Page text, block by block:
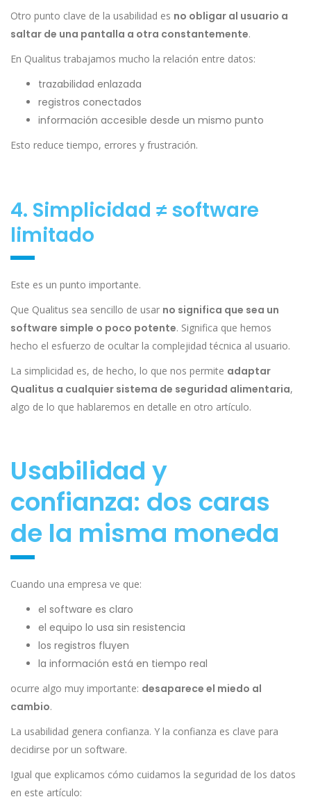
Otro punto clave de la usabilidad es no obligar al usuario a
saltar de una pantalla a otra constantemente.
En Qualitus trabajamos mucho la relación entre datos:
trazabilidad enlazada
registros conectados
información accesible desde un mismo punto
Esto reduce tiempo, errores y frustración.
4. Simplicidad ≠ software
limitado
Este es un punto importante.
Que Qualitus sea sencillo de usar no significa que sea un
software simple o poco potente. Significa que hemos
hecho el esfuerzo de ocultar la complejidad técnica al usuario.
La simplicidad es, de hecho, lo que nos permite adaptar
Qualitus a cualquier sistema de seguridad alimentaria,
algo de lo que hablaremos en detalle en otro artículo.
Usabilidad y
confianza: dos caras
de la misma moneda
Cuando una empresa ve que:
el software es claro
el equipo lo usa sin resistencia
los registros fluyen
la información está en tiempo real
ocurre algo muy importante: desaparece el miedo al
cambio.
La usabilidad genera confianza. Y la confianza es clave para
decidirse por un software.
Igual que explicamos cómo cuidamos la seguridad de los datos
en este artículo: